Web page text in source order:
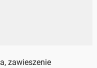
zawieszenie